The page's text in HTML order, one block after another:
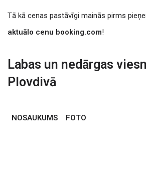
Tā kā cenas pastāvīgi mainās pirms
aktuālo cenu booking.com!
Labas un nedārgas
Plovdivā
NOSAUKUMS FOTO